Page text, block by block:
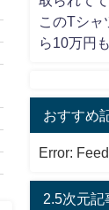
このTシ
ら10万円
おすすめ
Error:
2.5次元記